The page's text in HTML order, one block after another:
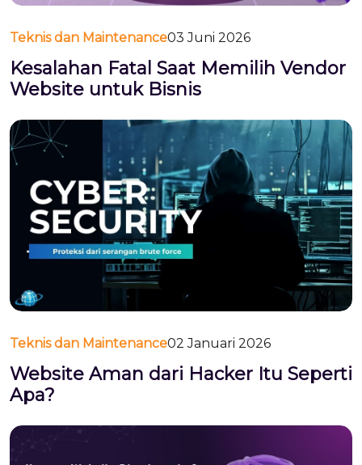
Teknis dan Maintenance03 Juni 2026
Kesalahan Fatal Saat Memilih Vendor
Website untuk Bisnis
Teknis dan Maintenance02 Januari 2026
Website Aman dari Hacker Itu Seperti
Apa?